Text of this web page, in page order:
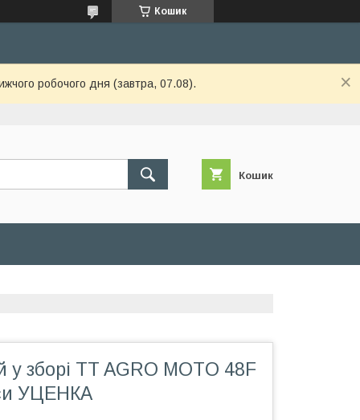
Кошик
робочого дня (завтра, 07.08).
Кошик
у зборі TT AGRO MOTO 48F
УЦЕНКА